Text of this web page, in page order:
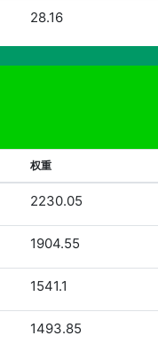
28.16
权重
2230.05
1904.55
1541.1
1493.85